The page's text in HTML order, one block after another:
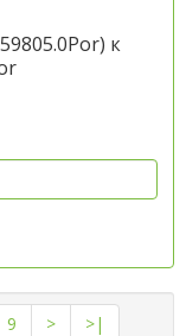
к
9 >
>|